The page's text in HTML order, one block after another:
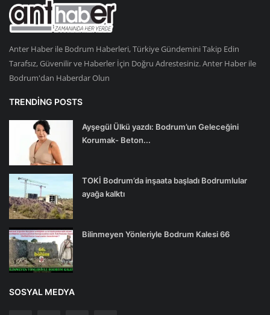
Anter Haber ile Bodrum Haberleri, Türkiye Gündemini Takip Edin
Tarafsız, Güvenilir ve Haberler İçin Doğru Adrestesiniz. Anter Haber ile
Bodrum'dan Haberdar Olun
TRENDING POSTS
Ayşegül Ülkü yazdı: Bodrum’un Geleceğini
Korumak- Beton...
TOKİ Bodrum’da inşaata başladı Bodrumlular
ayağa kalktı
Bilinmeyen Yönleriyle Bodrum Kalesi 66
SOSYAL MEDYA